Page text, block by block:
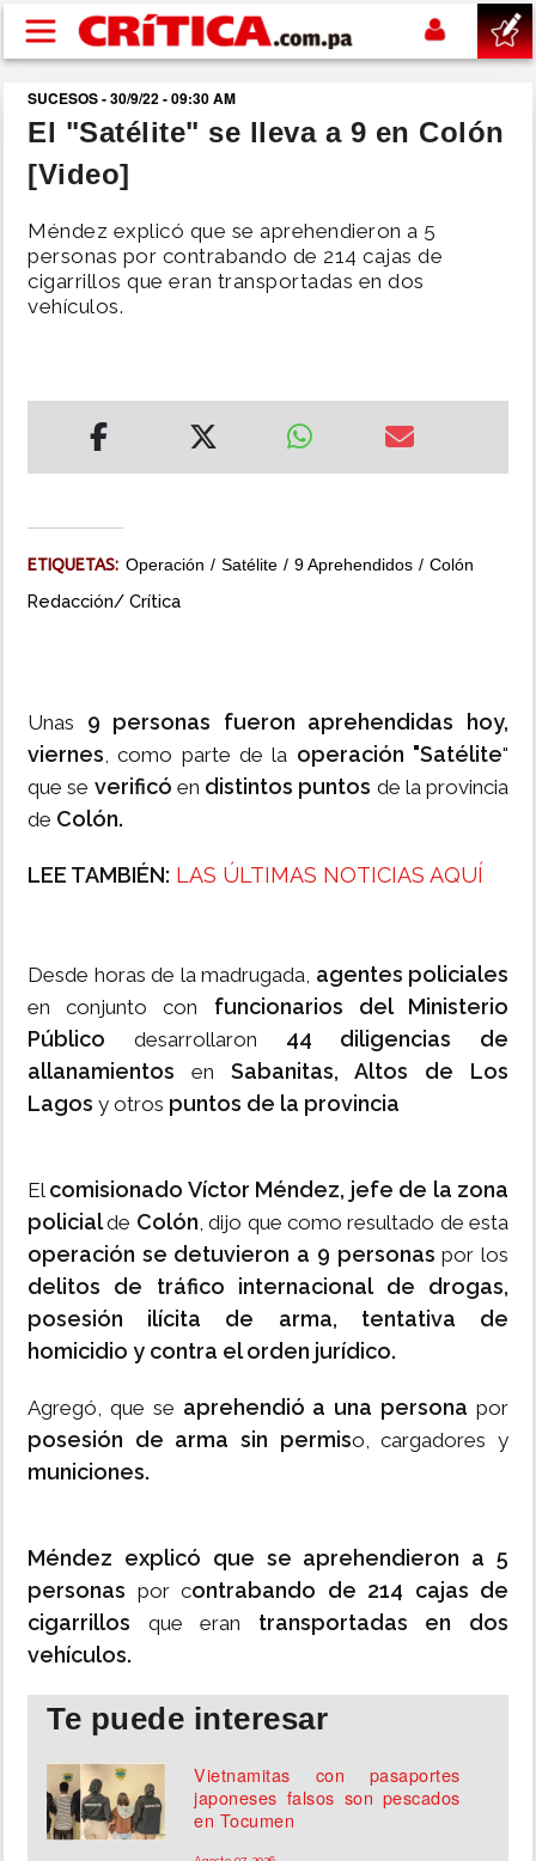
Pasar al contenido principal
buscar
SUCESOS
NACIONAL
POLÍTICA
DEPORTES
INSÓLITAS
IMPRESO
SUCESOS - 30/9/22 - 09:30 AM
El "Satélite" se lleva a 9 en Colón
[Video]
Méndez explicó que se aprehendieron a 5
personas por contrabando de 214 cajas de
cigarrillos que eran transportadas en dos
vehículos.
ETIQUETAS: Operación Satélite 9 Aprehendidos Colón
Redacción/ Crítica
Unas 9 personas fueron aprehendidas hoy,
viernes, como parte de la operación "Satélite"
que se verificó en distintos puntos de la provincia
de Colón.
LEE TAMBIÉN: LAS ÚLTIMAS NOTICIAS AQUÍ
Desde horas de la madrugada, agentes policiales
en conjunto con funcionarios del Ministerio
Público desarrollaron 44 diligencias de
allanamientos en Sabanitas, Altos de Los
Lagos y otros puntos de la provincia
El comisionado Víctor Méndez, jefe de la zona
policialde Colón, dijo que como resultado de esta
operación se detuvieron a 9 personas por los
delitos de tráfico internacional de drogas,
posesión ilícita de arma,
tentativa de
homicidio y contra el orden jurídico.
Agregó, que se aprehendió a una persona por
posesión de arma sin permiso, cargadores y
municiones.
Méndez explicó que se aprehendieron a 5
personas por contrabando de 214 cajas de
cigarrillos que eran transportadas en dos
vehículos.
Te puede interesar
Vietnamitas con pasaportes
japoneses falsos son pescados
en Tocumen